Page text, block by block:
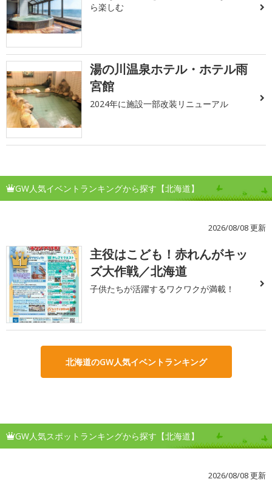
ら楽しむ
湯の川温泉ホテル・ホテル雨
宮館
2024年に施設一部改装リニューアル
GW人気イベントランキングから探す【北海道】
2026/08/08 更新
1
主役はこども！赤れんがキッ
ズ大作戦／北海道
子供たちが活躍するワクワクが満載！
北海道のGW人気イベントランキング
GW人気スポットランキングから探す【北海道】
2026/08/08 更新